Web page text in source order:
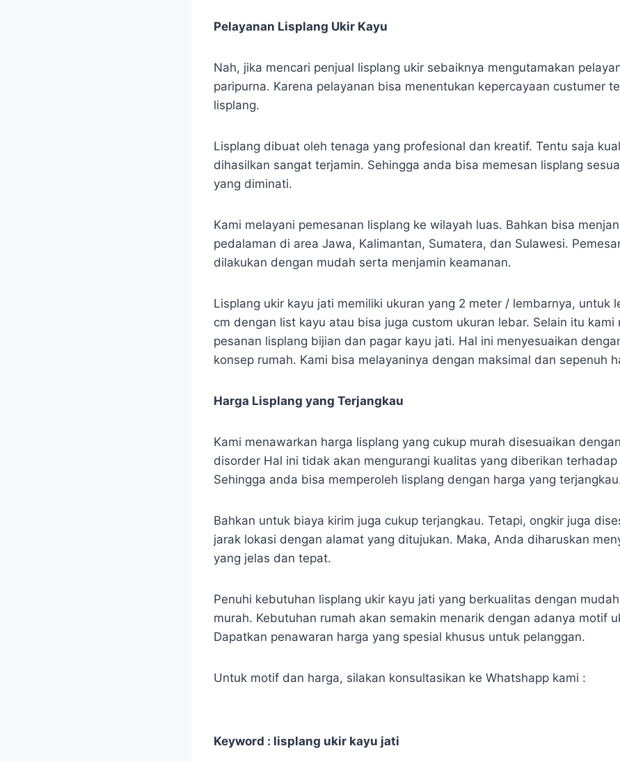
Pelayanan Lisplang Ukir Kayu
Nah, jika mencari penjual lisplang ukir sebaiknya mengutamakan
paripurna. Karena pelayanan bisa menentukan kepercayaan custumer
lisplang.
Lisplang dibuat oleh tenaga yang profesional dan kreatif. Tentu saja
dihasilkan sangat terjamin. Sehingga anda bisa memesan lisplang
yang diminati.
Kami melayani pemesanan lisplang ke wilayah luas. Bahkan bisa
pedalaman di area Jawa, Kalimantan, Sumatera, dan Sulawesi.
dilakukan dengan mudah serta menjamin keamanan.
Lisplang ukir kayu jati memiliki ukuran yang 2 meter / lembarnya, untuk
cm dengan list kayu atau bisa juga custom ukuran lebar. Selain itu kami
pesanan lisplang bijian dan pagar kayu jati. Hal ini menyesuaikan
konsep rumah. Kami bisa melayaninya dengan maksimal dan sepenuh
Harga Lisplang yang Terjangkau
Kami menawarkan harga lisplang yang cukup murah disesuaikan
disorder Hal ini tidak akan mengurangi kualitas yang diberikan terhadap
Sehingga anda bisa memperoleh lisplang dengan harga yang
Bahkan untuk biaya kirim juga cukup terjangkau. Tetapi, ongkir juga
jarak lokasi dengan alamat yang ditujukan. Maka, Anda diharuskan
yang jelas dan tepat.
Penuhi kebutuhan lisplang ukir kayu jati yang berkualitas dengan
murah. Kebutuhan rumah akan semakin menarik dengan adanya motif
Dapatkan penawaran harga yang spesial khusus untuk pelanggan.
Untuk motif dan harga, silakan konsultasikan ke Whatshapp kami :
Keyword : lisplang ukir kayu jati